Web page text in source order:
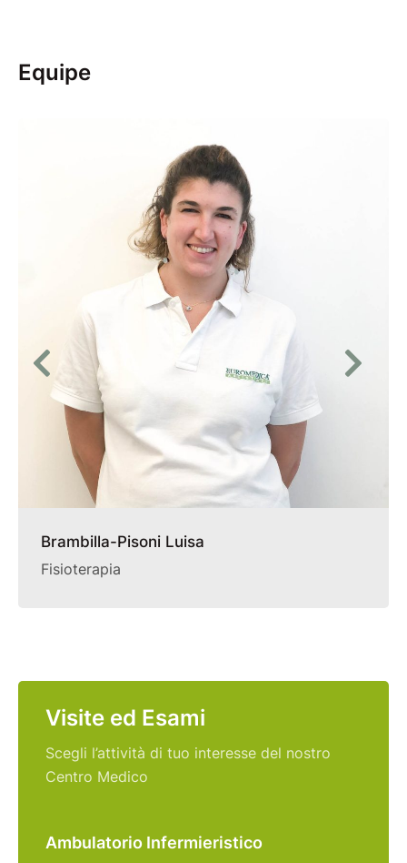
Visite ed Esami
Scegli l’attività di tuo interesse del nostro
Centro Medico
Ambulatorio Infermieristico
Equipe
Brambilla-Pisoni Luisa
Fisioterapia